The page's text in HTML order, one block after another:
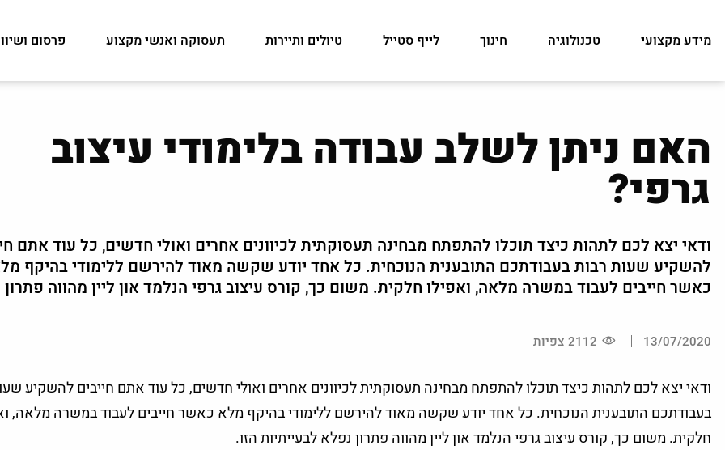
מידע מקצועי טכנולוגיה חינוך לייף סטייל טיולים ותיירות תעסוקה ואנשי מקצוע פרסום
האם ניתן לשלב עבודה בלימודי עיצוב
גרפי?
ודאי יצא לכם לתהות כיצד תוכלו להתפתח מבחינה תעסוקתית לכיוונים אחרים ואולי חדשים, כל עוד אתם
להשקיע שעות רבות בעבודתכם התובענית הנוכחית. כל אחד יודע שקשה מאוד להירשם ללימודי בהיקף
כאשר חייבים לעבוד במשרה מלאה, ואפילו חלקית. משום כך, קורס עיצוב גרפי הנלמד און ליין מהווה
13/07/2020 2112 צפיות
ודאי יצא לכם לתהות כיצד תוכלו להתפתח מבחינה תעסוקתית לכיוונים אחרים ואולי חדשים, כל עוד אתם חייבים להשקיע
בעבודתכם התובענית הנוכחית. כל אחד יודע שקשה מאוד להירשם ללימודי בהיקף מלא כאשר חייבים לעבוד במשרה מלאה,
חלקית. משום כך, קורס עיצוב גרפי הנלמד און ליין מהווה פתרון נפלא לבעייתיות הזו.